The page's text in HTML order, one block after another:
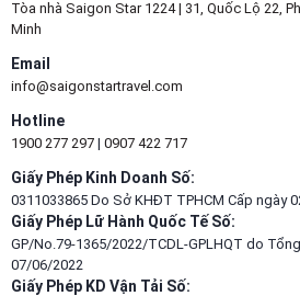
Tòa nhà Saigon Star 1224 | 31, Quốc Lộ 22,
Minh
Email
info@saigonstartravel.com
Hotline
1900 277 297 | 0907 422 717
Giấy Phép Kinh Doanh Số:
0311033865 Do Sở KHĐT TPHCM Cấp ngày
Giấy Phép Lữ Hành Quốc Tế Số:
GP/No.79-1365/2022/TCDL-GPLHQT do
07/06/2022
Giấy Phép KD Vận Tải Số: